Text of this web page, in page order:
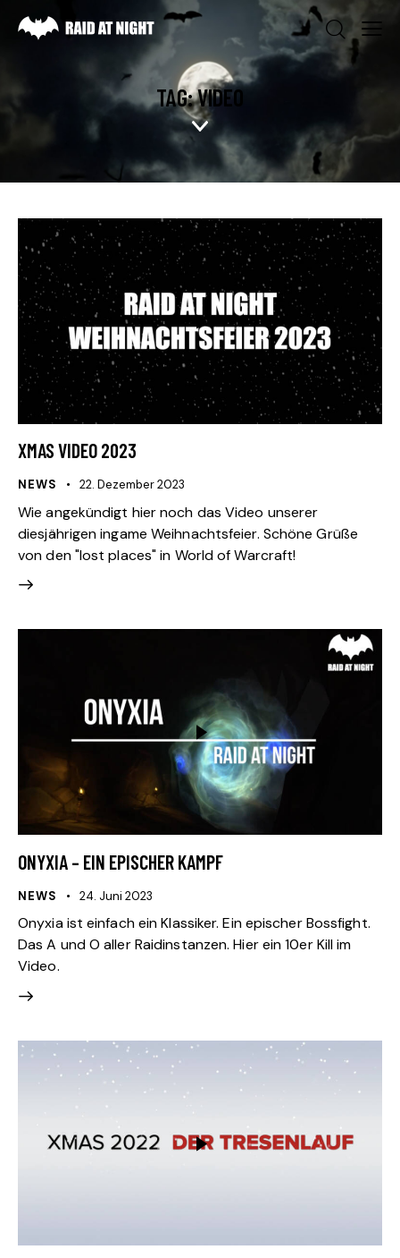
TAG: VIDEO
XMAS VIDEO 2023
NEWS 22. Dezember 2023
Wie angekündigt hier noch das Video unserer
diesjährigen ingame Weihnachtsfeier. Schöne Grüße
von den "lost places" in World of Warcraft!
ONYXIA – EIN EPISCHER KAMPF
NEWS 24. Juni 2023
Onyxia ist einfach ein Klassiker. Ein epischer Bossfight.
Das A und O aller Raidinstanzen. Hier ein 10er Kill im
Video.